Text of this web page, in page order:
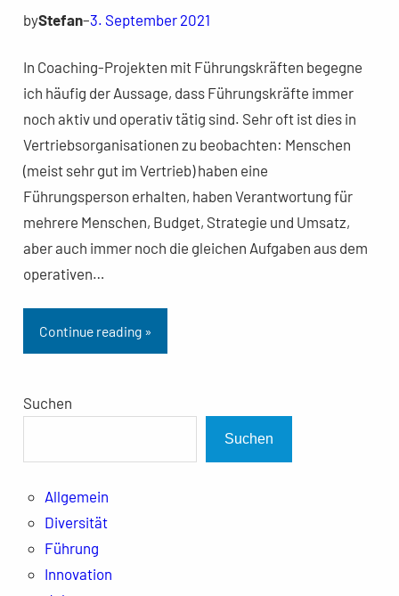
byStefan–3. September 2021
In Coaching-Projekten mit Führungskräften begegne
ich häufig der Aussage, dass Führungskräfte immer
noch aktiv und operativ tätig sind. Sehr oft ist dies in
Vertriebsorganisationen zu beobachten: Menschen
(meist sehr gut im Vertrieb) haben eine
Führungsperson erhalten, haben Verantwortung für
mehrere Menschen, Budget, Strategie und Umsatz,
aber auch immer noch die gleichen Aufgaben aus dem
operativen…
Continue reading »
Suchen
Suchen
Allgemein
Diversität
Führung
Innovation